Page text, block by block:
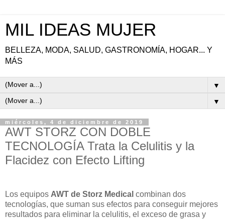
MIL IDEAS MUJER
BELLEZA, MODA, SALUD, GASTRONOMÍA, HOGAR... Y
MÁS
▼
▼
miércoles, 4 de diciembre de 2019
AWT STORZ CON DOBLE
TECNOLOGÍA Trata la Celulitis y la
Flacidez con Efecto Lifting
Los equipos AWT de Storz Medical combinan dos
tecnologías, que suman sus efectos para conseguir mejores
resultados para eliminar la celulitis, el exceso de grasa y